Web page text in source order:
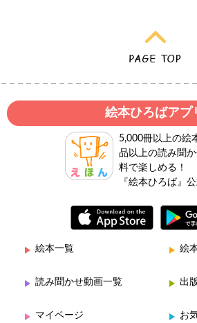
絵本ひろばアプ
5,000冊以上の絵
品以上の読み聞
料で楽しめる！
『絵本ひろば』
絵本一覧 絵
読み聞かせ動画一覧 出
マイページ お